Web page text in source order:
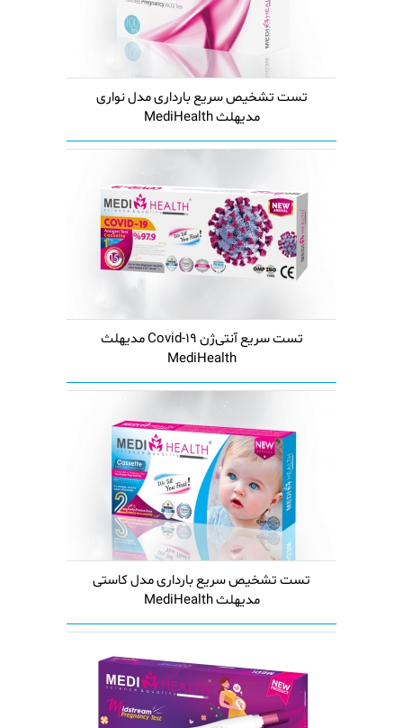
تست تشخیص سریع بارداری مدل نواری
مدیهلث MediHealth
تست سریع آنتی‌ژن Covid-19 مدیهلث
MediHealth
تست تشخیص سریع بارداری مدل کاستی
مدیهلث MediHealth